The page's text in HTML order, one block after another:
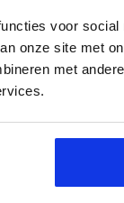
voor social
onze site met
met
lichtmetalen
A3
40 TFSIe Plug-In